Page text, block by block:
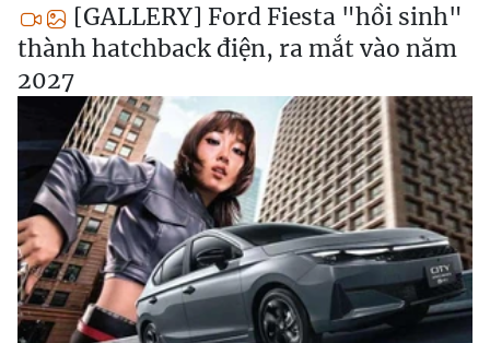
[GALLERY] Ford Fiesta "hồi sinh"
thành hatchback điện, ra mắt vào năm
2027